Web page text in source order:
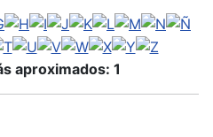
aproximados: 1